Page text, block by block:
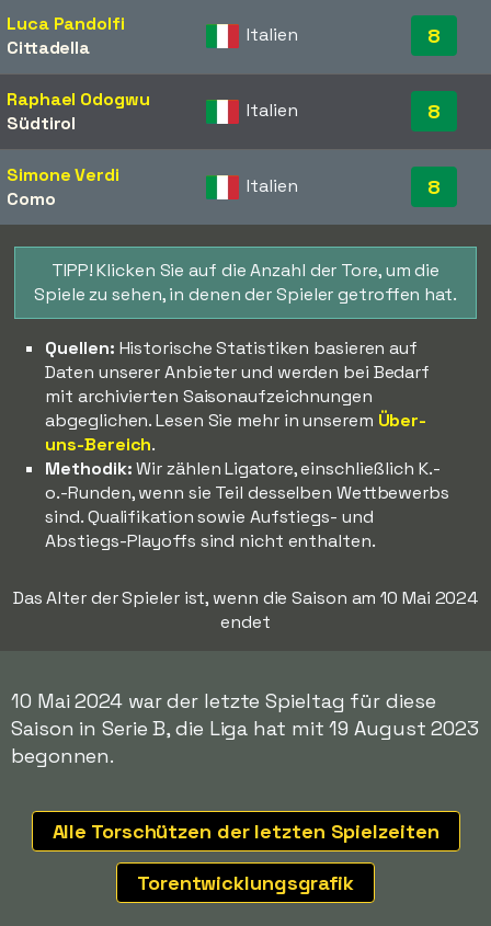
Luca Pandolfi
Cittadella
Italien 8
Raphael Odogwu
Südtirol
Italien 8
Simone Verdi
Como
Italien 8
TIPP! Klicken Sie auf die Anzahl der Tore, um die
Spiele zu sehen, in denen der Spieler getroffen hat.
Quellen: Historische Statistiken basieren auf
Daten unserer Anbieter und werden bei Bedarf
mit archivierten Saisonaufzeichnungen
abgeglichen. Lesen Sie mehr in unserem Über-
uns-Bereich.
Methodik:Wir zählen Ligatore, einschließlich K.-
o.-Runden, wenn sie Teil desselben Wettbewerbs
sind. Qualifikation sowie Aufstiegs- und
Abstiegs-Playoffs sind nicht enthalten.
Das Alter der Spieler ist, wenn die Saison am 10 Mai 2024
endet
10 Mai 2024 war der letzte Spieltag für diese
Saison in Serie B, die Liga hat mit 19 August 2023
begonnen.
Alle Torschützen der letzten Spielzeiten
Torentwicklungsgrafik